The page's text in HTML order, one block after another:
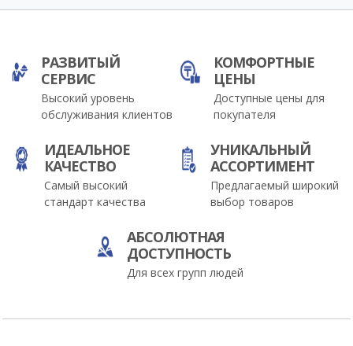
РАЗВИТЫЙ
СЕРВИС
Высокий уровень
обслуживания клиентов
КОМФОРТНЫЕ
ЦЕНЫ
Доступные цены для
покупателя
ИДЕАЛЬНОЕ
КАЧЕСТВО
Самый высокий
стандарт качества
УНИКАЛЬНЫЙ
АССОРТИМЕНТ
Предлагаемый широкий
выбор товаров
АБСОЛЮТНАЯ
ДОСТУПНОСТЬ
Для всех групп людей